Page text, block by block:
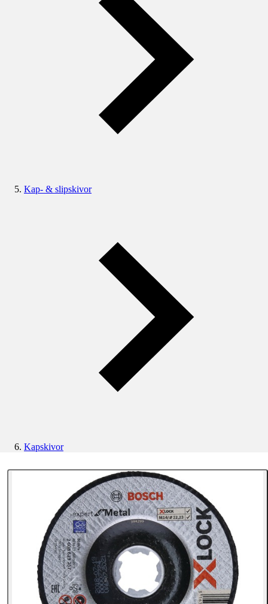
Kap- & slipskivor
Kapskivor